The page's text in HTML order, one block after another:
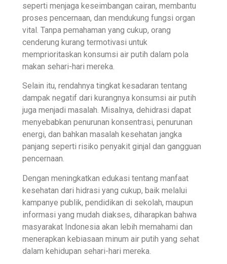
seperti menjaga keseimbangan cairan, membantu
proses pencernaan, dan mendukung fungsi organ
vital. Tanpa pemahaman yang cukup, orang
cenderung kurang termotivasi untuk
memprioritaskan konsumsi air putih dalam pola
makan sehari-hari mereka.
Selain itu, rendahnya tingkat kesadaran tentang
dampak negatif dari kurangnya konsumsi air putih
juga menjadi masalah. Misalnya, dehidrasi dapat
menyebabkan penurunan konsentrasi, penurunan
energi, dan bahkan masalah kesehatan jangka
panjang seperti risiko penyakit ginjal dan gangguan
pencernaan.
Dengan meningkatkan edukasi tentang manfaat
kesehatan dari hidrasi yang cukup, baik melalui
kampanye publik, pendidikan di sekolah, maupun
informasi yang mudah diakses, diharapkan bahwa
masyarakat Indonesia akan lebih memahami dan
menerapkan kebiasaan minum air putih yang sehat
dalam kehidupan sehari-hari mereka.